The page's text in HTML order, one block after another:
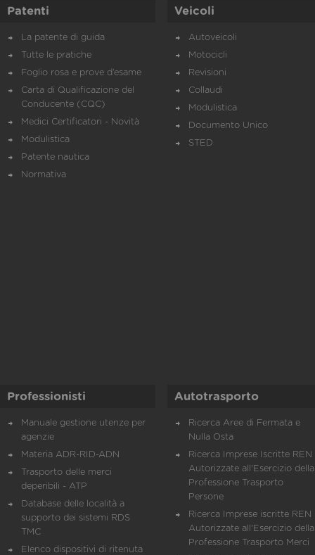
Patenti
La patente di guida
Tutte le pratiche
Foglio rosa e prove d’esame
Carta di Qualificazione del
Conducente (CQC)
Medici Certificatori - Novità
Modulistica
Patente nautica
Normativa
Veicoli
Autoveicoli
Motocicli
Revisioni
Collaudi
Modulistica
Documento Unico
STED
Professionisti
Manuale gestione utenze per
agenzie
Materia ADR-RID-ADN
Trasporto delle merci
deperibili - ATP
Database delle località a
supporto dei sistemi RDS
TMC
Elenco dispositivi di ritenuta
Autotrasporto
Ricerca Aree di Fermata e
Nulla Osta
Ricerca Imprese Iscritte REN
Autorizzate all'Esercizio della
Professione Trasporto
Persone
Ricerca Imprese iscritte REN
Autorizzate all'Esercizio della
Professione Trasporto Merci